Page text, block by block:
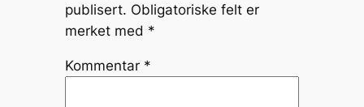
publisert. Obligatoriske felt er
merket med *
Kommentar *